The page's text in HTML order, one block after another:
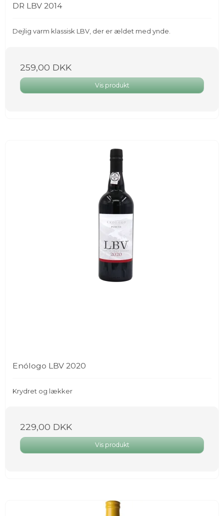
DR LBV 2014
Dejlig varm klassisk LBV, der er ældet med ynde.
259,00 DKK
Vis produkt
Enólogo LBV 2020
Krydret og lækker
229,00 DKK
Vis produkt